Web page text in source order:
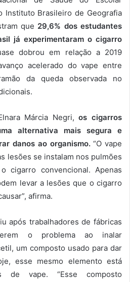
Instituto Brasileiro de Geografia
que 29,6% dos estudantes
já experimentaram o cigarro
dobrou em relação a 2019
acelerado do vape entre
da queda observada no
Márcia Negri,os cigarros
alternativa mais segura e
danos ao organismo.“O vape
lesões se instalam nos pulmões
cigarro convencional. Apenas
levar a lesões que o cigarro
afirma.
após trabalhadores de fábricas
o problema ao inalar
um composto usado para dar
esse mesmo elemento está
de vape. “Esse composto